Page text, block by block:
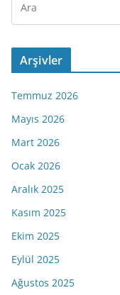
Arşivler
Temmuz 2026
Mayıs 2026
Mart 2026
Ocak 2026
Aralık 2025
Kasım 2025
Ekim 2025
Eylül 2025
Ağustos 2025